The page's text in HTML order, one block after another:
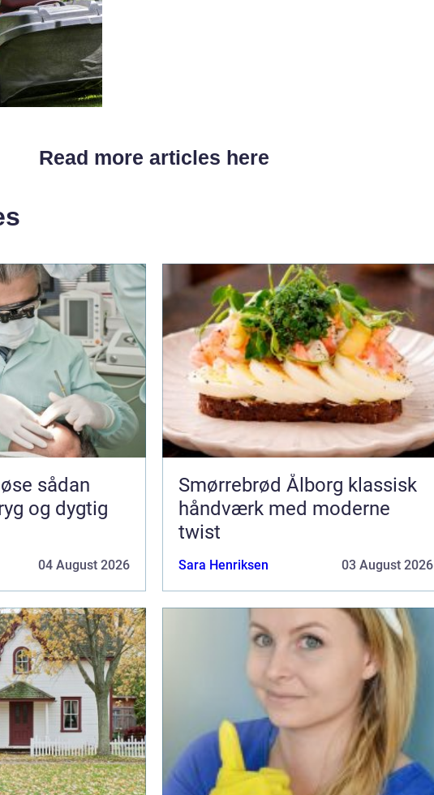
Read more articles here
og dygtig
04 August 2026
Smørrebrød Ålborg klassisk
håndværk med moderne
twist
Sara Henriksen 03 August 2026